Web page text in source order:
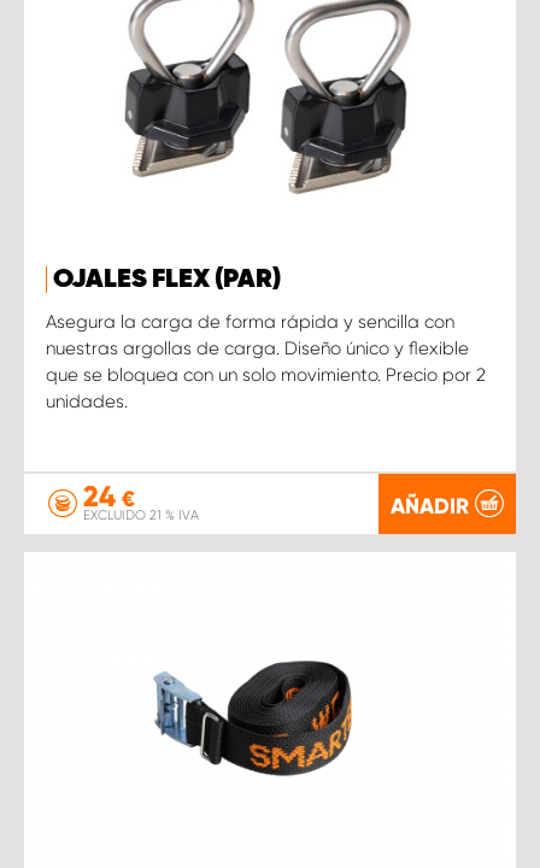
OJALES FLEX (PAR)
Asegura la carga de forma rápida y sencilla con
nuestras argollas de carga. Diseño único y flexible
que se bloquea con un solo movimiento. Precio por 2
unidades.
24 €
EXCLUIDO 21 % IVA AÑADIR